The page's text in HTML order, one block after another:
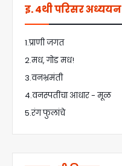
इ. 4थी परिसर अध्ययन
1.प्राणी जगत
2.मध, गोड मध!
3.वनभ्रमंती
4.वनस्पतींचा आधार - मूळ
5.रंग फुलांचे